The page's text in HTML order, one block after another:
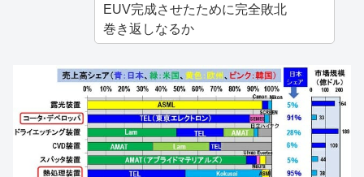
EUV完成させたために完全敗北
巻き返しなるか